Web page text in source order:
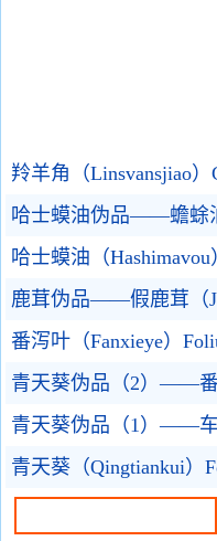
羚羊角（Linsvansjiao）
哈士蟆油伪品——蟾蜍油
哈士蟆油（Hashimavou
鹿茸伪品——假鹿茸（
番泻叶（Fanxieye）
青天葵伪品（2）——番
青天葵伪品（1）——车
青天葵（Qingtiankui）